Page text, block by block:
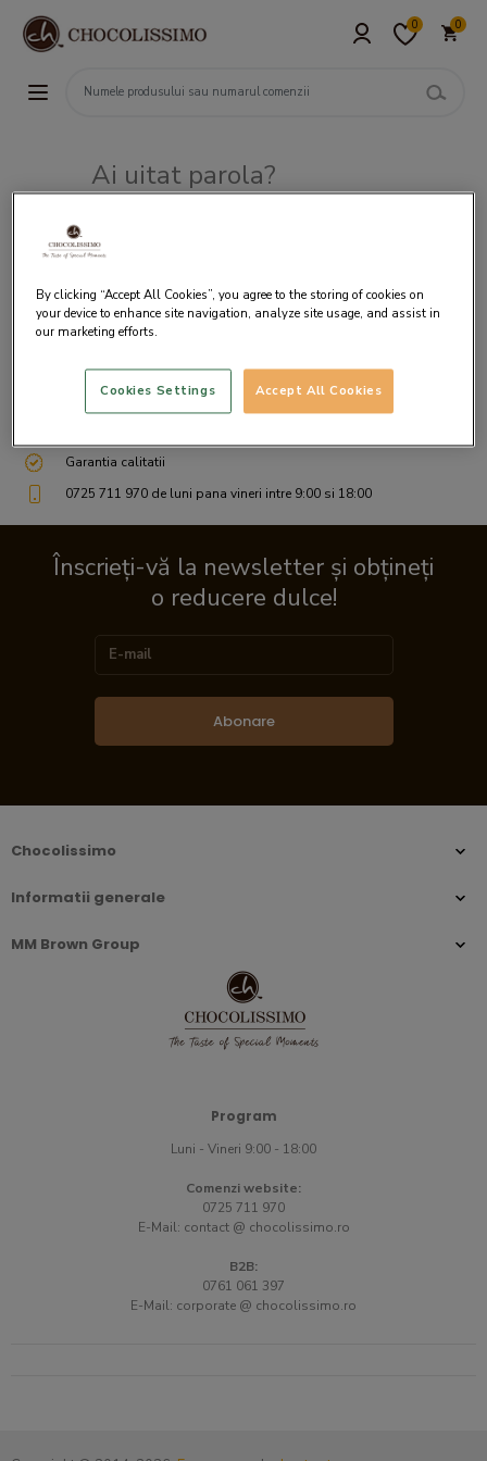
0 0
Ai uitat parola?
Livrare gratuita incepand cu 200 lei
Garantia calitatii
0725 711 970 de luni pana vineri intre 9:00 si 18:00
Înscrieți-vă la newsletter și obțineți
o reducere dulce!
Abonare
Chocolissimo
Informatii generale
MM Brown Group
Program
Luni - Vineri 9:00 - 18:00
Comenzi website:
0725 711 970
E-Mail: contact @ chocolissimo.ro
B2B:
0761 061 397
E-Mail: corporate @ chocolissimo.ro
By clicking “Accept All Cookies”, you agree to the storing of cookies on
your device to enhance site navigation, analyze site usage, and assist in
our marketing efforts.
Accept All Cookies
Cookies Settings